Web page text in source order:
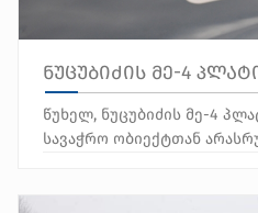
​ნუცუბიძის მე-4
წუხელ, ნუცუბიძის მე-4
სავაჭრო ობიექტთან